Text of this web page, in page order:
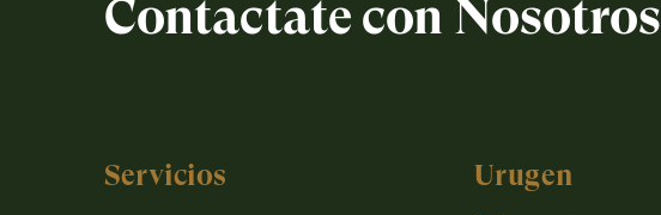
Contactate con Nosotros
Servicios Urugen